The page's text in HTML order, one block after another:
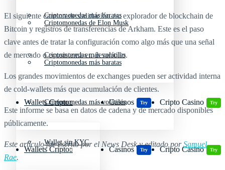
Criptomonedas más baratas
Criptomonedas más volátiles
Wallets Cripto
Wallet sin KYC
Casinos Try Cripto Casino Try
Criptomonedas de Elon Musk
Criptomonedas más baratas
Criptomonedas más volátiles
Wallets Cripto Casinos Try Cripto Casino Try
El siguiente camino de validación es: explorador de blockchain de
Bitcoin y registros de transferencias de Arkham. Este es el paso
clave antes de tratar la configuración como algo más que una señal
de mercado o ecosistema en desarrollo.
Los grandes movimientos de exchanges pueden ser actividad interna
de cold‑wallets más que acumulación de clientes.
Este informe se basa en datos de cadena y de mercado disponibles
públicamente.
Este artículo fue escrito por el News Desk y editado porSamuel
Rae.